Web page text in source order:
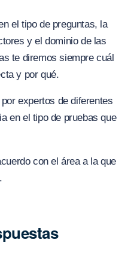
el tipo de preguntas, la
y el dominio de las
te diremos siempre cuál
y por qué.
expertos de diferentes
en el tipo de pruebas que
con el área a la que